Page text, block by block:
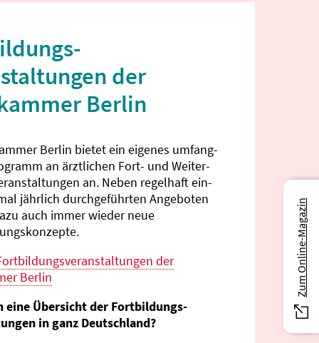
der
Berlin
Berlin bietet ein eigenes umfang­
an ärztlichen Fort- und Weiter­
an. Neben regelhaft ein-
jährlich durch­geführten Angeboten
auch immer wieder neue
der
Berlin
eine Übersicht der Fortbildungs­
in ganz Deutschland?
Zum Online-Magazin